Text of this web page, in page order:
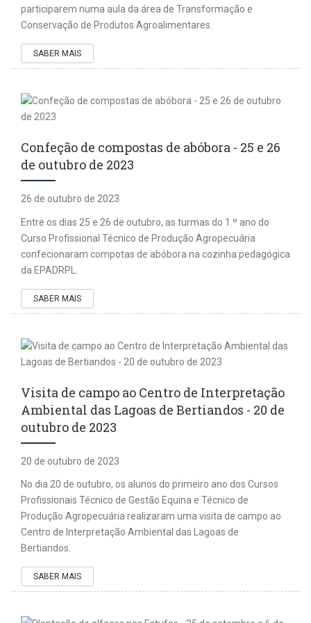
participarem numa aula da área de Transformação e
Conservação de Produtos Agroalimentares.
SABER MAIS
Confeção de compostas de abóbora - 25 e 26
de outubro de 2023
26 de outubro de 2023
Entre os dias 25 e 26 de outubro, as turmas do 1.º ano do
Curso Profissional Técnico de Produção Agropecuária
confecionaram compotas de abóbora na cozinha pedagógica
da EPADRPL.
SABER MAIS
Visita de campo ao Centro de Interpretação
Ambiental das Lagoas de Bertiandos - 20 de
outubro de 2023
20 de outubro de 2023
No dia 20 de outubro, os alunos do primeiro ano dos Cursos
Profissionais Técnico de Gestão Equina e Técnico de
Produção Agropecuária realizaram uma visita de campo ao
Centro de Interpretação Ambiental das Lagoas de
Bertiandos.
SABER MAIS